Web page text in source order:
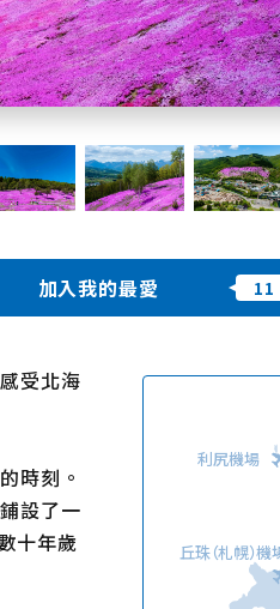
Faceb
ook
Instag
ram
照片集
影片
隱私權政策摘要
Cookie 政策
受北海
時刻。
設了一
十年歲
加入我的最愛
丘珠（札幌）機
利尻機場